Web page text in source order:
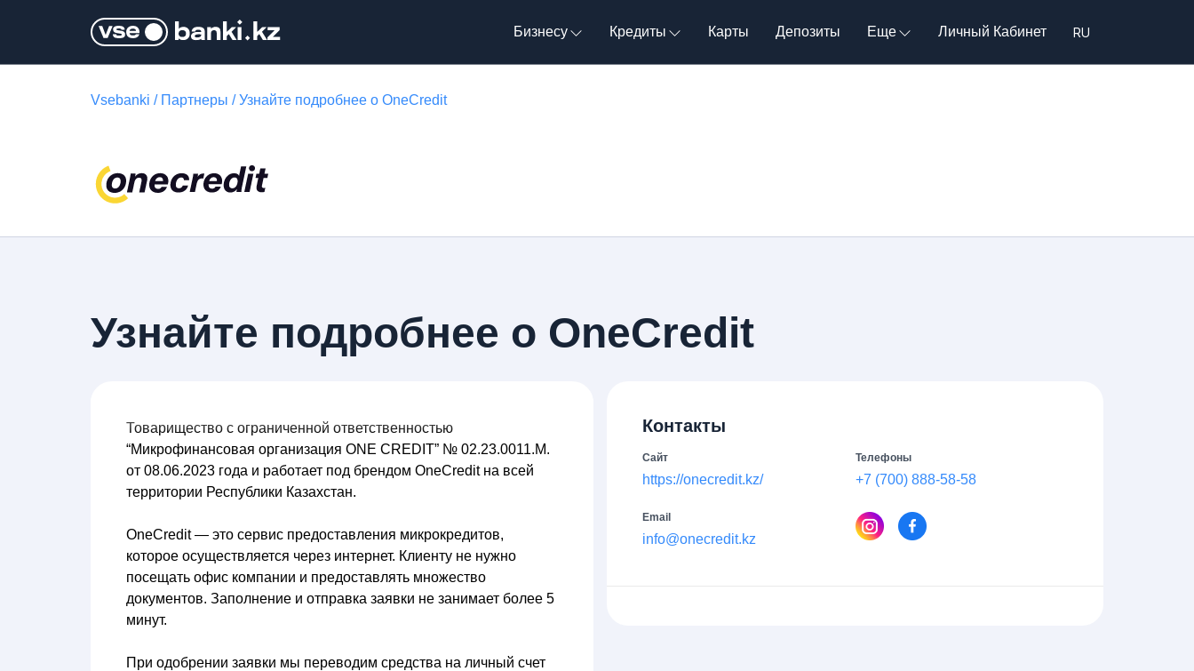
Бизнесу Кредиты Карты Депозиты Еще Личный Кабинет
Vsebanki / Партнеры /Узнайте подробнее о OneCredit
Узнайте подробнее о OneCredit
Товарищество с ограниченной ответственностью
“Микрофинансовая организация ONE CREDIT” № 02.23.0011.M.
от 08.06.2023 года и работает под брендом OneCredit на всей
территории Республики Казахстан.
OneCredit— это сервис предоставления микрокредитов,
которое осуществляется через интернет. Клиенту не нужно
посещать офис компании и предоставлять множество
документов. Заполнение и отправка заявки не занимает более 5
минут.
При одобрении заявки мы переводим средства на личный счет
Контакты
Сайт
https://onecredit.kz/
Телефоны
+7 (700) 888-58-58
Email
info@onecredit.kz